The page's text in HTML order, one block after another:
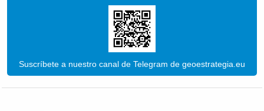
Suscríbete a nuestro canal de Telegram de geoestrategia.eu